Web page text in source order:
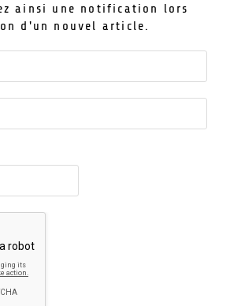
ainsi une notification lors
d'un nouvel article.